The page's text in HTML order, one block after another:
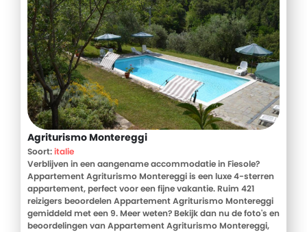
Agriturismo Montereggi
Soort:italie
Verblijven in een aangename accommodatie in Fiesole?
Appartement Agriturismo Montereggi is een luxe 4-sterren
appartement, perfect voor een fijne vakantie. Ruim 421
reizigers beoordelen Appartement Agriturismo Montereggi
gemiddeld met een 9. Meer weten? Bekijk dan nu de foto's en
beoordelingen van Appartement Agriturismo Montereggi,